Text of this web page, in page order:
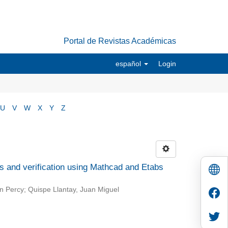
Portal de Revistas Académicas
español Login
U V W X Y Z
and verification using Mathcad and Etabs
Percy; Quispe Llantay, Juan Miguel